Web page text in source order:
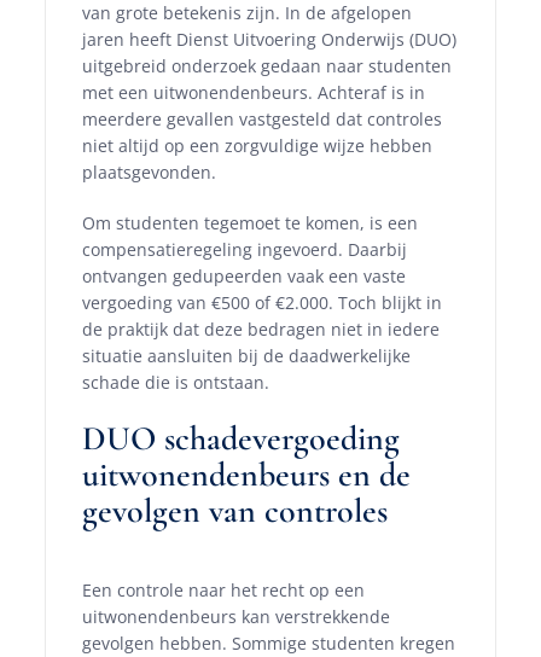
van grote betekenis zijn. In de afgelopen
jaren heeft Dienst Uitvoering Onderwijs (DUO)
uitgebreid onderzoek gedaan naar studenten
met een uitwonendenbeurs. Achteraf is in
meerdere gevallen vastgesteld dat controles
niet altijd op een zorgvuldige wijze hebben
plaatsgevonden.
Om studenten tegemoet te komen, is een
compensatieregeling ingevoerd. Daarbij
ontvangen gedupeerden vaak een vaste
vergoeding van €500 of €2.000. Toch blijkt in
de praktijk dat deze bedragen niet in iedere
situatie aansluiten bij de daadwerkelijke
schade die is ontstaan.
DUO schadevergoeding
uitwonendenbeurs en de
gevolgen van controles
Een controle naar het recht op een
uitwonendenbeurs kan verstrekkende
gevolgen hebben. Sommige studenten kregen